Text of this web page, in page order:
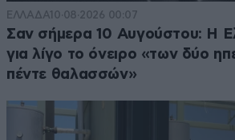
ΕΛΛΑΔΑ10·08·2026 00:07
Σαν σήμερα 10 Αυγούστου: Η
για λίγο το όνειρο «των δύο
πέντε θαλασσών»